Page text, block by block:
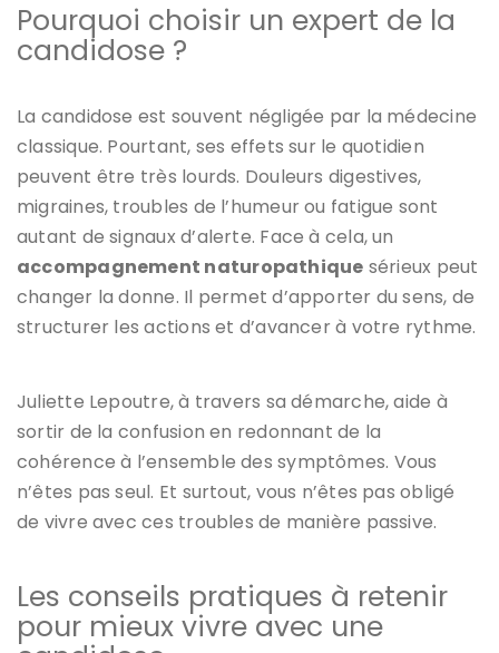
Pourquoi choisir un expert de la
candidose ?
La candidose est souvent négligée par la médecine
classique. Pourtant, ses effets sur le quotidien
peuvent être très lourds. Douleurs digestives,
migraines, troubles de l’humeur ou fatigue sont
autant de signaux d’alerte. Face à cela, un
accompagnement naturopathique sérieux peut
changer la donne. Il permet d’apporter du sens, de
structurer les actions et d’avancer à votre rythme.
Juliette Lepoutre, à travers sa démarche, aide à
sortir de la confusion en redonnant de la
cohérence à l’ensemble des symptômes. Vous
n’êtes pas seul. Et surtout, vous n’êtes pas obligé
de vivre avec ces troubles de manière passive.
Les conseils pratiques à retenir
pour mieux vivre avec une